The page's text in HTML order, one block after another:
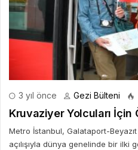
3 yıl önce Gezi Bülteni
Kruvaziyer Yolcuları İçin
Metro İstanbul, Galataport-Beyazıt
açılışıyla dünya genelinde bir ilki